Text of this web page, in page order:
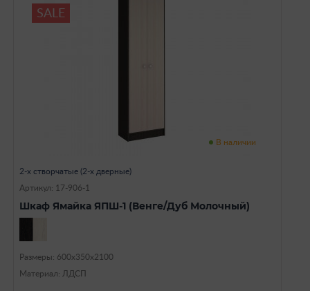
SALE
В наличии
2-х створчатые (2-х дверные)
Артикул: 17-906-1
Шкаф Ямайка ЯПШ-1 (Венге/Дуб Молочный)
Размеры: 600х350х2100
Материал: ЛДСП